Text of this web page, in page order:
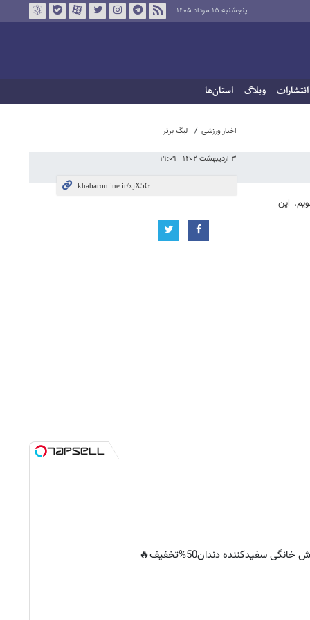
پنجشنبه ۱۵ مرداد ۱۴۰۵
انتشارات وبلاگ استان‌ها
اخبار ورزشی لیگ برتر
۳ اردیبهشت ۱۴۰۲ - ۱۹:۰۹
این
سفیدکننده دندان50%تخفیف🔥